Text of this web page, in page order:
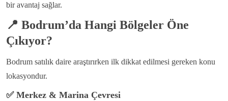
bir avantaj sağlar.
📍 Bodrum’da Hangi Bölgeler Öne
Çıkıyor?
Bodrum satılık daire araştırırken ilk dikkat edilmesi gereken konu
lokasyondur.
✅Merkez & Marina Çevresi